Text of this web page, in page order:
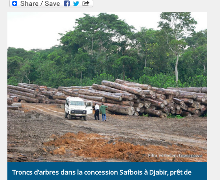
Troncs d’arbres dans la concession Safbois à Djabir, prêt de